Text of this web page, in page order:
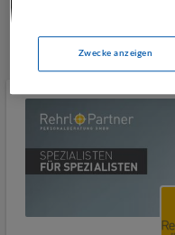
Zwecke anzeigen